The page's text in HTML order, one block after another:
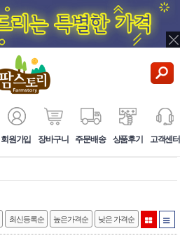
회원가입 장바구니 주문배송 상품후기 고객센터
최신등록순 높은가격순 낮은 가격순